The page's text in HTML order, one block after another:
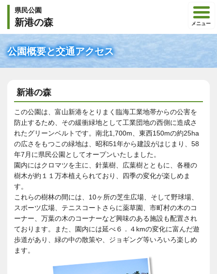
県民公園
新港の森 メニュー
公園概要と交通アクセス
新港の森
この公園は、富山新港をとりまく臨海工業地帯からの公害を
防止するため、その緩衝緑地として工業団地の西側に造成さ
れたグリーンベルトです。南北1,700m、東西150mの約25ha
の広さをもつこの緑地は、昭和51年から建設がはじまり、58
年7月に県民公園としてオープンいたしました。
園内にはクロマツを主に、針葉樹、広葉樹とともに、各種の
樹木が約１１万本植えられており、四季の変化が楽しめま
す。
これらの樹林の間には、10ヶ所の芝生広場、そして野球場、
スポーツ広場、テニスコートさらに薬草園、市町村の木のコ
ーナー、万葉の木のコーナーなど興味のある施設も配置され
ております。また、園内には延べ６．４kmの変化に富んだ遊
歩道があり、緑の中の散策や、ジョギング等いろいろ楽しめ
ます。